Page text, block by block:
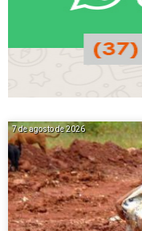
7 de agosto de 2026